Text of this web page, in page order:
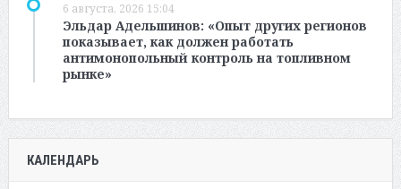
6 августа, 2026 15:04
Эльдар Адельшинов: «Опыт других регионов
показывает, как должен работать
антимонопольный контроль на топливном
рынке»
КАЛЕНДАРЬ